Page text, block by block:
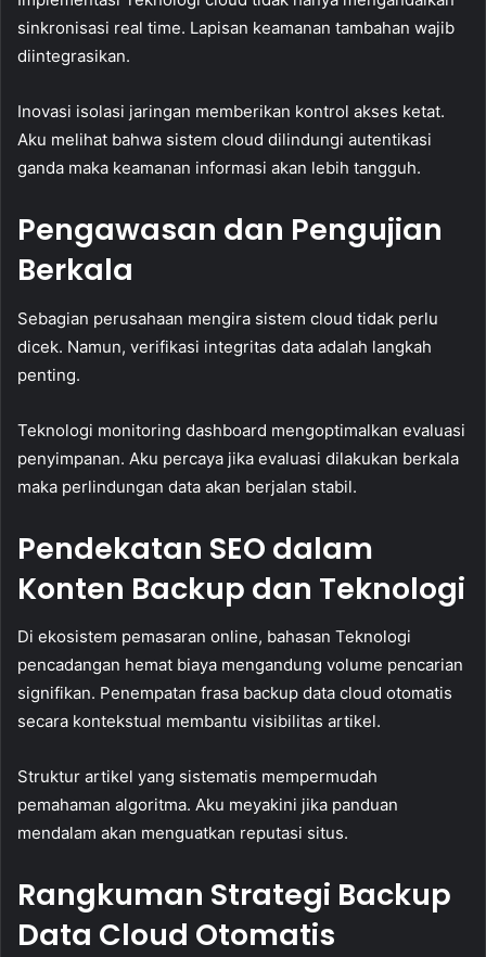
sinkronisasi real time. Lapisan keamanan tambahan wajib
diintegrasikan.
Inovasi isolasi jaringan memberikan kontrol akses ketat.
Aku melihat bahwa sistem cloud dilindungi autentikasi
ganda maka keamanan informasi akan lebih tangguh.
Pengawasan dan Pengujian
Berkala
Sebagian perusahaan mengira sistem cloud tidak perlu
dicek. Namun, verifikasi integritas data adalah langkah
penting.
Teknologi monitoring dashboard mengoptimalkan evaluasi
penyimpanan. Aku percaya jika evaluasi dilakukan berkala
maka perlindungan data akan berjalan stabil.
Pendekatan SEO dalam
Konten Backup dan Teknologi
Di ekosistem pemasaran online, bahasan Teknologi
pencadangan hemat biaya mengandung volume pencarian
signifikan. Penempatan frasa backup data cloud otomatis
secara kontekstual membantu visibilitas artikel.
Struktur artikel yang sistematis mempermudah
pemahaman algoritma. Aku meyakini jika panduan
mendalam akan menguatkan reputasi situs.
Rangkuman Strategi Backup
Data Cloud Otomatis